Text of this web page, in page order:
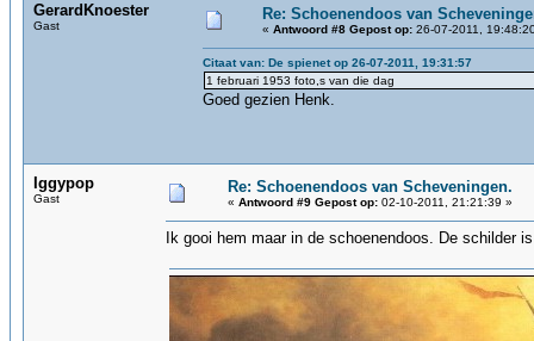
GerardKnoester
Gast
Re: Schoenendoos van
« Antwoord #8 Gepost op: 26-07-2011,
Citaat van: De spienet op 26-07-2011, 19:31:57
1 februari 1953 foto,s van die dag
Goed gezien Henk.
Iggypop
Gast
Re: Schoenendoos van Scheveningen.
« Antwoord #9 Gepost op: 02-10-2011, 21:21:39 »
Ik gooi hem maar in de schoenendoos. De schilder